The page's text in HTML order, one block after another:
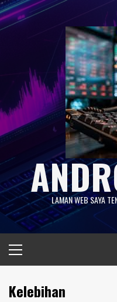
Skip
to
LAMAN WEB SAYA
Menu
Kelebihan